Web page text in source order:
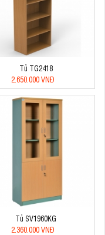
Tủ TG2418
2.650.000 VNĐ
Tủ SV1960KG
2.360.000 VNĐ